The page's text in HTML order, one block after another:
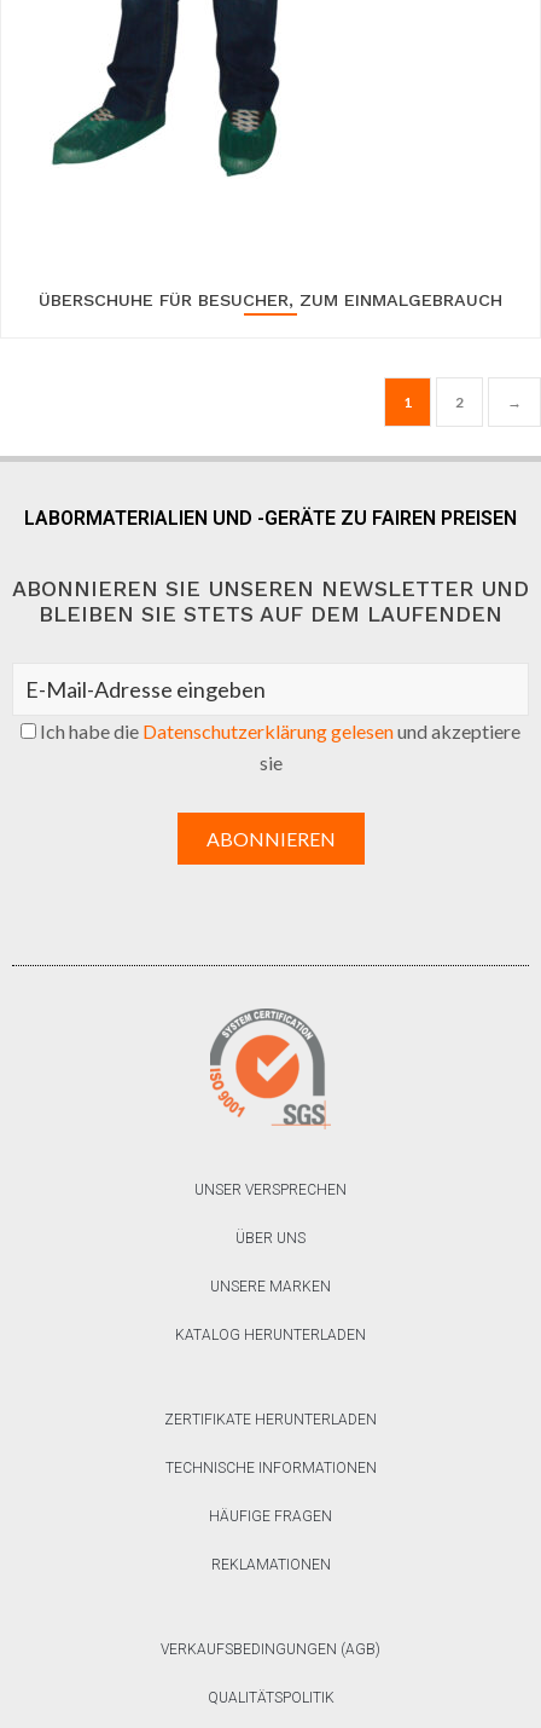
ÜBERSCHUHE FÜR BESUCHER, ZUM EINMALGEBRAUCH
1 2 →
LABORMATERIALIEN UND -GERÄTE ZU FAIREN PREISEN
ABONNIEREN SIE UNSEREN NEWSLETTER UND
BLEIBEN SIE STETS AUF DEM LAUFENDEN
Ich habe die Datenschutzerklärung gelesenund akzeptiere
sie
UNSER VERSPRECHEN
ÜBER UNS
UNSERE MARKEN
KATALOG HERUNTERLADEN
ZERTIFIKATE HERUNTERLADEN
TECHNISCHE INFORMATIONEN
HÄUFIGE FRAGEN
REKLAMATIONEN
VERKAUFSBEDINGUNGEN (AGB)
QUALITÄTSPOLITIK